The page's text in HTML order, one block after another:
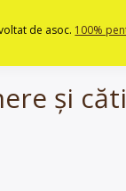
de asoc. 100%
și